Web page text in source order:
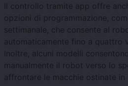
Il controllo tramite app offre
opzioni di programmazione,
settimanale, che consente al
automaticamente fino a quattro
Inoltre, alcuni modelli
manualmente il robot verso lo
affrontare le macchie ostinate